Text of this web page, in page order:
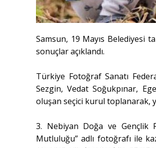
Samsun, 19 Mayıs Belediyesi
sonuçlar açıklandı.
Türkiye Fotoğraf Sanatı
Sezgin, Vedat Soğukpınar,
oluşan seçici kurul toplanarak,
3. Nebiyan Doğa ve Gençlik
Mutluluğu” adlı fotoğrafı ile